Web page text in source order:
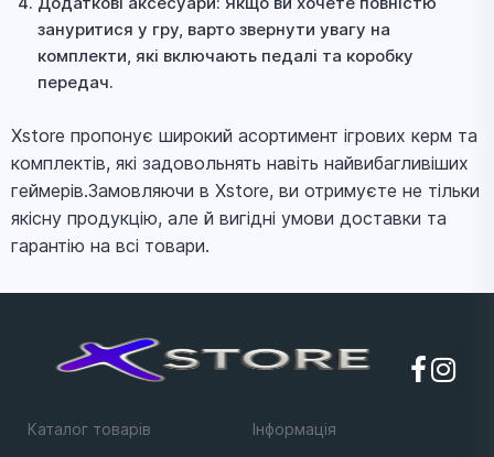
зануритися у гру, варто звернути увагу на
комплекти, які включають педалі та коробку
передач.
Xstore пропонує широкий асортимент ігрових керм та
комплектів, які задовольнять навіть найвибагливіших
геймерів.Замовляючи в Xstore, ви отримуєте не тільки
якісну продукцію, але й вигідні умови доставки та
гарантію на всі товари.
Каталог товарів Iнформацiя